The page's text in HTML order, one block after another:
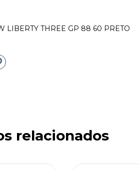
LIBERTY THREE GP 88 60 PRETO
relacionados